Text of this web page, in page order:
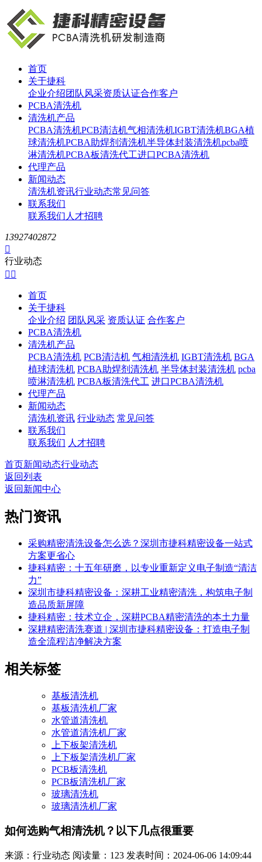
首页
关于捷科
企业介绍团队风采资质认证合作客户
PCBA清洗机
清洗机产品
PCBA清洗机PCB清洁机气相清洗机IGBT清洗机BGA植
球清洗机PCBA助焊剂清洗机半导体封装清洗机pcba喷
淋清洗机PCBA板清洗代工进口PCBA清洗机
代理产品
新闻动态
清洗机资讯行业动态常见问答
联系我们
联系我们 人才招聘
13927402872

行业动态
 
首页
关于捷科
企业介绍 团队风采 资质认证 合作客户
PCBA清洗机
清洗机产品
PCBA清洗机 PCB清洁机 气相清洗机 IGBT清洗机 BGA
植球清洗机 PCBA助焊剂清洗机 半导体封装清洗机 pcba
喷淋清洗机 PCBA板清洗代工 进口PCBA清洗机
代理产品
新闻动态
清洗机资讯 行业动态 常见问答
联系我们
联系我们 人才招聘
首页新闻动态行业动态
返回列表
返回新闻中心
热门资讯
采购精密清洗设备怎么选？深圳市捷科精密设备一站式
方案更省心
捷科精密：十五年研磨，以专业重新定义电子制造“清洁
力”
深圳市捷科精密设备：深耕工业精密清洗，构筑电子制
造品质新屏障
捷科精密：技术立企，深耕PCBA精密清洗的本土力量
深耕精密清洗赛道 | 深圳市捷科精密设备：打造电子制
造全流程洁净解决方案
相关标签
基板清洗机
基板清洗机厂家
水管道清洗机
水管道清洗机厂家
上下板架清洗机
上下板架清洗机厂家
PCB板清洗机
PCB板清洗机厂家
玻璃清洗机
玻璃清洗机厂家
如何选购气相清洗机？以下几点很重要
来源：行业动态 阅读量：123 发表时间：2024-06-06 14:09:44